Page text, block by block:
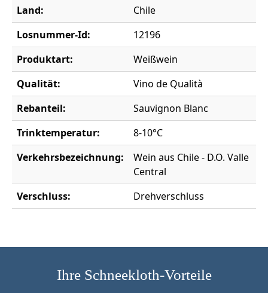
Land:
Chile
Losnummer-Id:
12196
Produktart:
Weißwein
Qualität:
Vino de Qualità
Rebanteil:
Sauvignon Blanc
Trinktemperatur:
8-10°C
Verkehrsbezeichnung:
Wein aus Chile - D.O. Valle
Central
Verschluss:
Drehverschluss
Ihre Schneekloth-Vorteile